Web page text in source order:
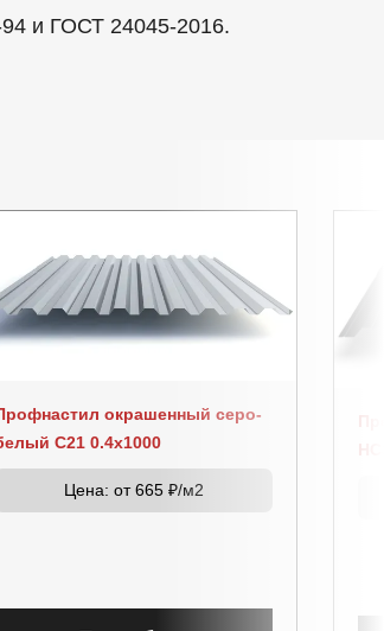
94 и ГОСТ 24045-2016.
окрашенный серо-
C21 0.4x1000
Цена: от 665 ₽/м2